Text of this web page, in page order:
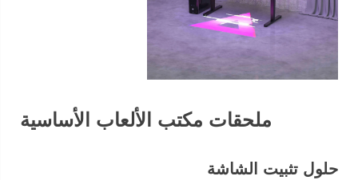
ملحقات مكتب الألعاب الأساسية
حلول تثبيت الشاشة